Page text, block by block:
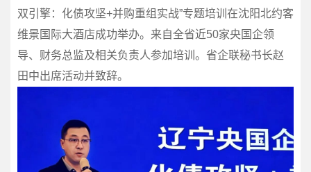
双引擎：化债攻坚+并购重组实战”专题培训在沈阳北约客
维景国际大酒店成功举办。来自全省近50家央国企领
导、财务总监及相关负责人参加培训。省企联秘书长赵
田中出席活动并致辞。